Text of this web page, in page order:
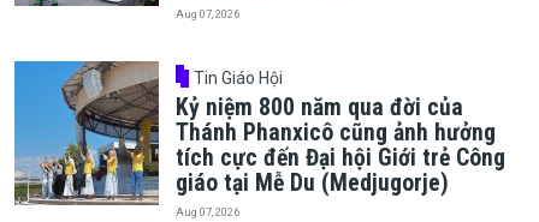
Aug 07, 2026
Tin Giáo Hội
Kỷ niệm 800 năm qua đời của
Thánh Phanxicô cũng ảnh hưởng
tích cực đến Đại hội Giới trẻ Công
giáo tại Mễ Du (Medjugorje)
Aug 07, 2026